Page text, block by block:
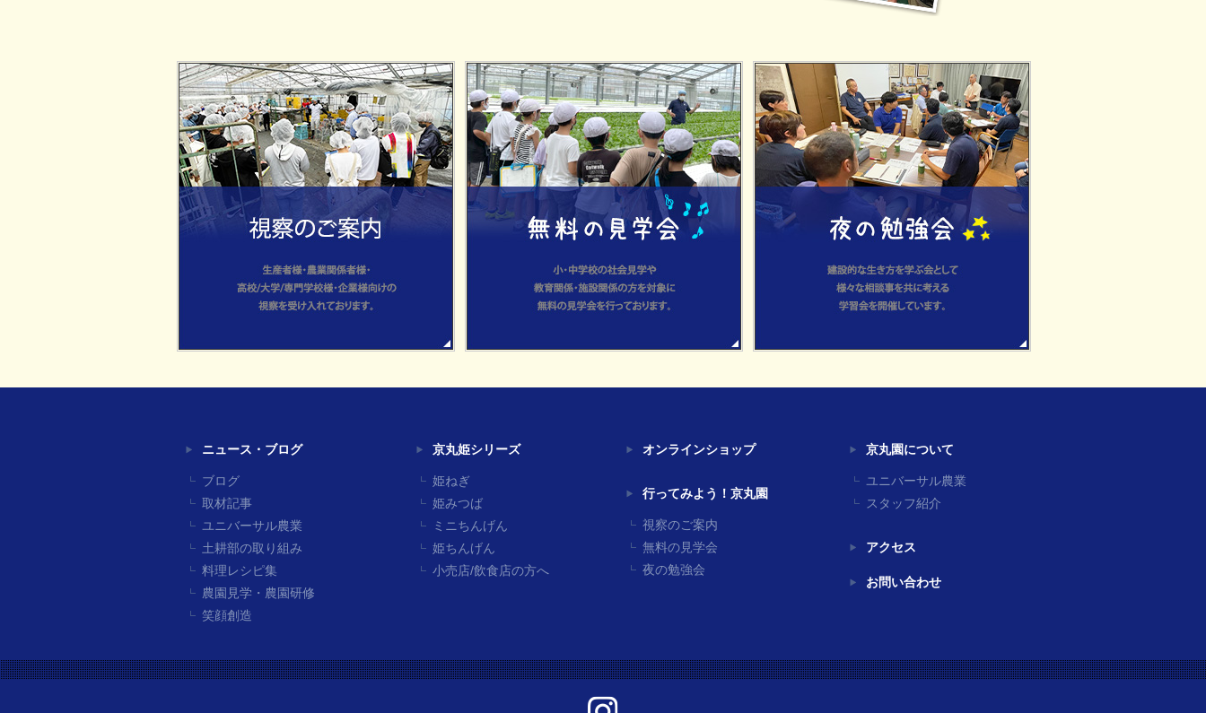
ニュース・ブログ
ブログ
取材記事
ユニバーサル農業
土耕部の取り組み
料理レシピ集
農園見学・農園研修
笑顔創造
京丸姫シリーズ
姫ねぎ
姫みつば
ミニちんげん
姫ちんげん
小売店/飲食店の方へ
オンラインショップ
行ってみよう！京丸園
視察のご案内
無料の見学会
夜の勉強会
京丸園について
ユニバーサル農業
スタッフ紹介
アクセス
お問い合わせ